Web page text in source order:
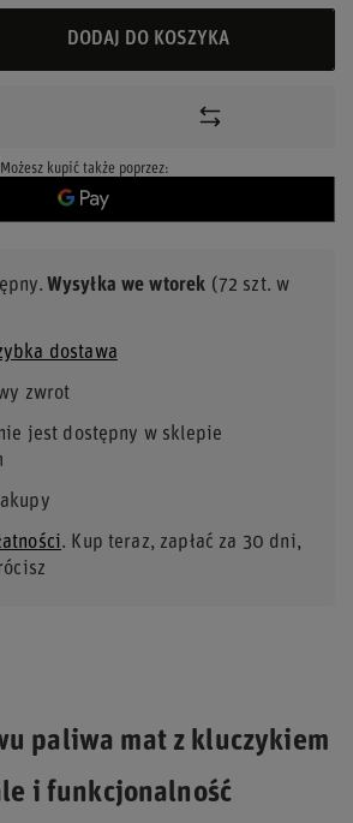
DODAJ DO KOSZYKA
Możesz kupić także poprzez:
Wysyłkawe wtorek (72 szt. w
dostawa
zwrot
jest dostępny w sklepie
. Kup teraz, zapłać za 30 dni,
paliwa mat z kluczykiem
i funkcjonalność